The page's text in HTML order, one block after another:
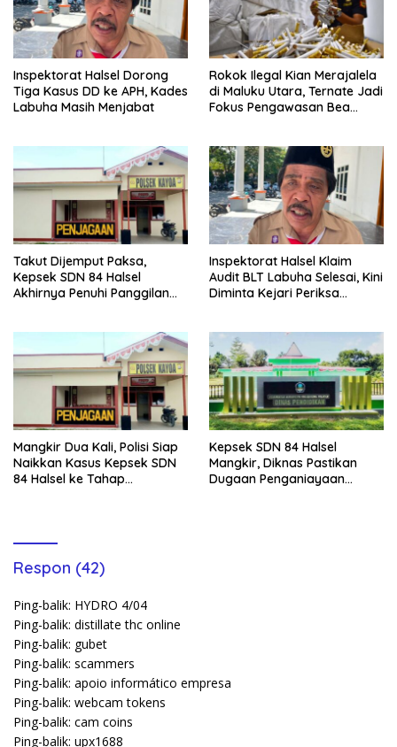
Inspektorat Halsel Dorong
Tiga Kasus DD ke APH, Kades
Labuha Masih Menjabat
Rokok Ilegal Kian Merajalela
di Maluku Utara, Ternate Jadi
Fokus Pengawasan Bea
Takut Dijemput Paksa,
Kepsek SDN 84 Halsel
Akhirnya Penuhi Panggilan
Inspektorat Halsel Klaim
Audit BLT Labuha Selesai, Kini
Diminta Kejari Periksa
Mangkir Dua Kali, Polisi Siap
Naikkan Kasus Kepsek SDN
84 Halsel ke Tahap
Kepsek SDN 84 Halsel
Mangkir, Diknas Pastikan
Dugaan Penganiayaan
Respon (42)
Ping-balik: HYDRO 4/04
Ping-balik: distillate thc online
Ping-balik: gubet
Ping-balik: scammers
Ping-balik: apoio informático empresa
Ping-balik: webcam tokens
Ping-balik: cam coins
Ping-balik: upx1688